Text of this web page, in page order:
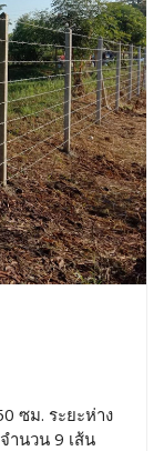
ซม. ระยะห่าง
ำนวน 9 เส้น